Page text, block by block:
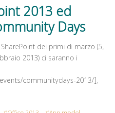
2013 ed
Days
dei primi di marzo (5,
2013) ci saranno i
communitydays-2013/],